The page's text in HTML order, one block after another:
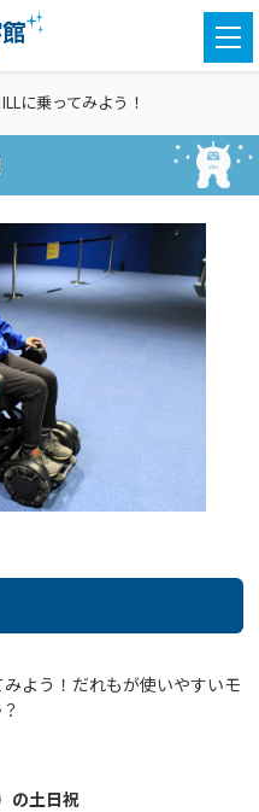
に乗ってみよう！
よう！だれもが使いやすいモ
の土日祝